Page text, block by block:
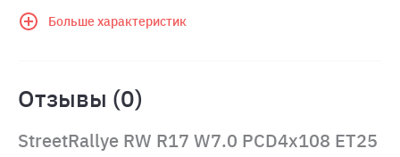
Больше характеристик
Отзывы (0)
StreetRallye RW R17 W7.0 PCD4x108 ET25